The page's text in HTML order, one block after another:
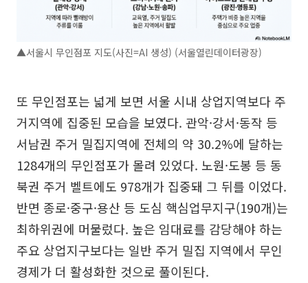
▲서울시 무인점포 지도(사진=AI 생성) (서울열린데이터광장)
또 무인점포는 넓게 보면 서울 시내 상업지역보다 주
거지역에 집중된 모습을 보였다. 관악·강서·동작 등
서남권 주거 밀집지역에 전체의 약 30.2%에 달하는
1284개의 무인점포가 몰려 있었다. 노원·도봉 등 동
북권 주거 벨트에도 978개가 집중돼 그 뒤를 이었다.
반면 종로·중구·용산 등 도심 핵심업무지구(190개)는
최하위권에 머물렀다. 높은 임대료를 감당해야 하는
주요 상업지구보다는 일반 주거 밀집 지역에서 무인
경제가 더 활성화한 것으로 풀이된다.